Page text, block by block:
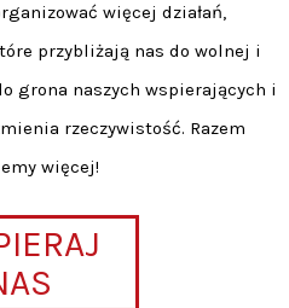
więcej działań,
przybliżają nas do wolnej i
grona naszych wspierających i
rzeczywistość. Razem
więcej!